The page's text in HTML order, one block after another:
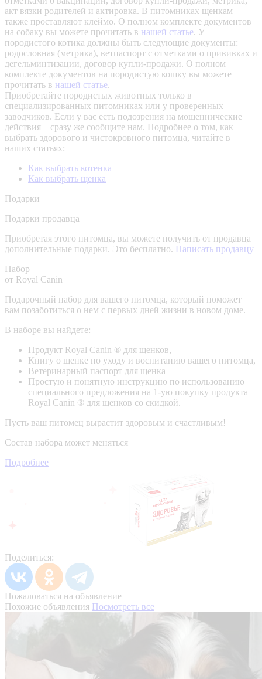
акт вязки родителей и актировка. В питомниках щенкам
также проставляют клеймо. О полном комплекте документов
на собаку вы можете прочитать в нашей статье. У
породистого котика должны быть следующие документы:
родословная (метрика), ветпаспорт с отметками о прививках и
дегельминтизации, договор купли-продажи. О полном
комплекте документов на породистую кошку вы можете
прочитать в нашей статье.
Приобретайте породистых животных только в
специализированных питомниках или у проверенных
заводчиков. Если у вас есть подозрения на мошеннические
действия – сразу же сообщите нам. Подробнее о том, как
выбрать здорового и чистокровного питомца, читайте в
наших статьях:
Как выбрать котенка
Как выбрать щенка
Подарки
Подарки продавца
Приобретая этого питомца, вы можете получить от продавца
дополнительные подарки. Это бесплатно. Написать продавцу
Набор
от Royal Canin
Подарочный набор для вашего питомца, который поможет
вам позаботиться о нем с первых дней жизни в новом доме.
В наборе вы найдете:
Продукт Royal Canin ® для щенков,
Книгу о щенке по уходу и воспитанию вашего питомца,
Ветеринарный паспорт для щенка
Простую и понятную инструкцию по использованию
специального предложения на 1-ую покупку продукта
Royal Canin ® для щенков со скидкой.
Пусть ваш питомец вырастит здоровым и счастливым!
Состав набора может меняться
Подробнее
Поделиться:
Пожаловаться на объявление
Похожие объявления Посмотреть все